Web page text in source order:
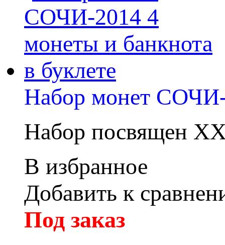
Набор монет СОЧИ-
Набор посвящен
В избранное
Добавить к
Под заказ